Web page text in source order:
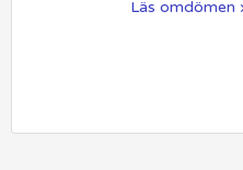
Läs omdömen